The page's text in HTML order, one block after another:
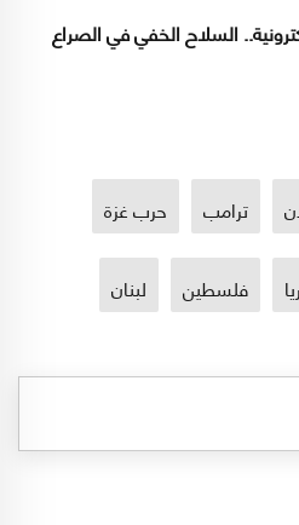
السلاح الخفي في الصراع
ترامب حرب غزة
فلسطين لبنان